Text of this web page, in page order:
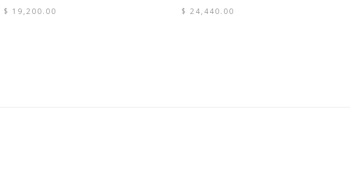
$ 19,200.00 $ 24,440.00